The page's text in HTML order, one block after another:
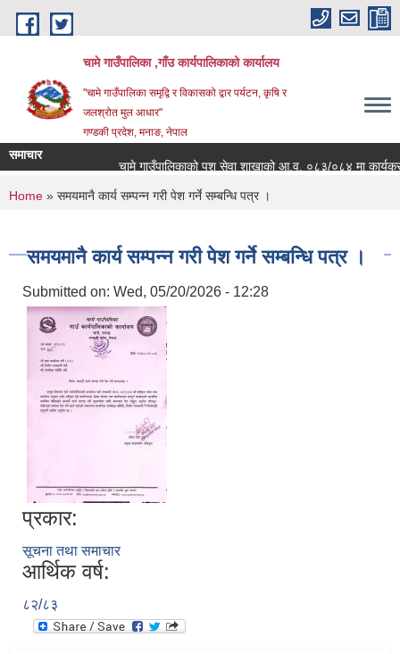
Skip to main content
चामे गाउँपालिका ,गाँउ कार्यपालिकाको कार्यालय
"चामे गाउँपालिका समृद्वि र विकासको द्वार पर्यटन, कृषि र
जलश्रोत मुल आधार"
गण्डकी प्रदेश, मनाङ, नेपाल
समाचार
चामे गाउँपालिकाको पशु सेवा शाखाको आ.व. ०८३/०८४ मा कार्यक्रम
You are here
Home » समयमानै कार्य सम्पन्न गरी पेश गर्ने सम्बन्धि पत्र ।
समयमानै कार्य सम्पन्न गरी पेश गर्ने सम्बन्धि पत्र ।
Submitted on: Wed, 05/20/2026 - 12:28
प्रकार:
सूचना तथा समाचार
आर्थिक वर्ष:
८२/८३